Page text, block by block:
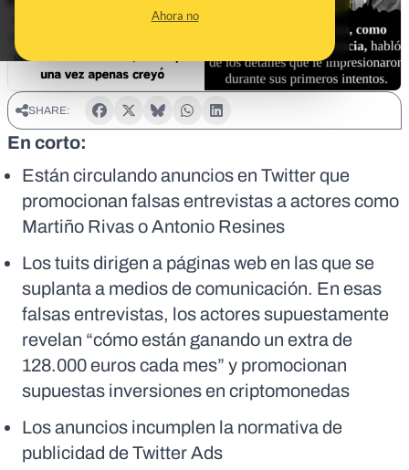
Ahora no
SHARE:
En corto:
Están circulando anuncios en Twitter que
promocionan falsas entrevistas a actores como
Martiño Rivas o Antonio Resines
Los tuits dirigen a páginas web en las que se
suplanta a medios de comunicación. En esas
falsas entrevistas, los actores supuestamente
revelan “cómo están ganando un extra de
128.000 euros cada mes” y promocionan
supuestas inversiones en criptomonedas
Los anuncios incumplen la normativa de
publicidad de Twitter Ads